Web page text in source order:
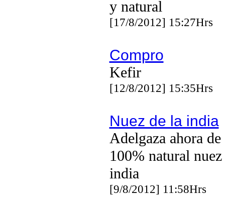
y natural
[17/8/2012] 15:27Hrs
Compro
Kefir
[12/8/2012] 15:35Hrs
Nuez de la india
Adelgaza ahora
100% natural
india
[9/8/2012] 11:58Hrs